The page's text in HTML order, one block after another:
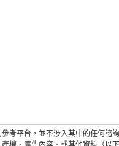
考平台，並不涉入其中的任何
權、廣告內容、或其他資料（